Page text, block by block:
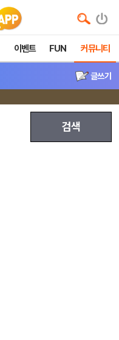
이벤트 FUN 커뮤니티
글쓰기
검색